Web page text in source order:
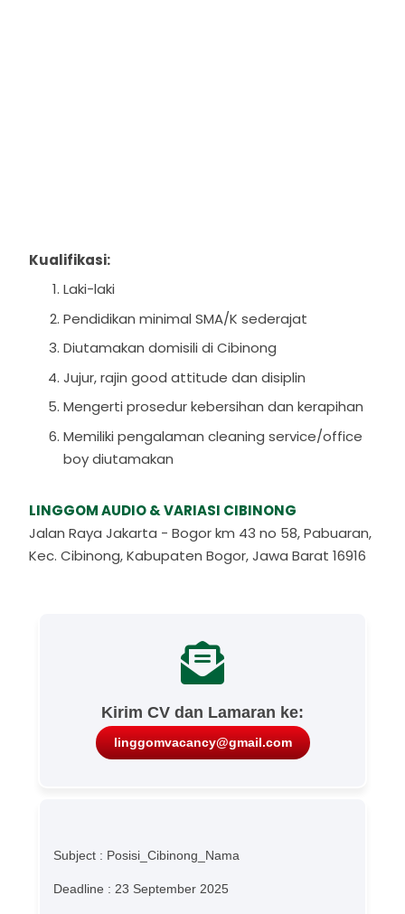
Kualifikasi:
Laki-laki
Pendidikan minimal SMA/K sederajat
Diutamakan domisili di Cibinong
Jujur, rajin good attitude dan disiplin
Mengerti prosedur kebersihan dan kerapihan
Memiliki pengalaman cleaning service/office
boy diutamakan
LINGGOM AUDIO & VARIASI CIBINONG
Jalan Raya Jakarta - Bogor km 43 no 58, Pabuaran,
Kec. Cibinong, Kabupaten Bogor, Jawa Barat 16916
Kirim CV dan Lamaran ke:
linggomvacancy@gmail.com
Subject : Posisi_Cibinong_Nama
Deadline : 23 September 2025